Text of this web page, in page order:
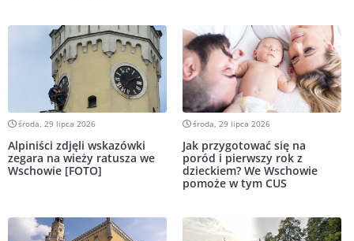
środa, 29 lipca 2026
Alpiniści zdjęli wskazówki
zegara na wieży ratusza we
Wschowie [FOTO]
środa, 29 lipca 2026
Jak przygotować się na
poród i pierwszy rok z
dzieckiem? We Wschowie
pomoże w tym CUS